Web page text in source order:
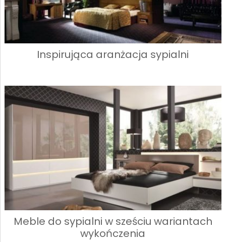
Inspirująca aranżacja sypialni
Meble do sypialni w sześciu wariantach
wykończenia